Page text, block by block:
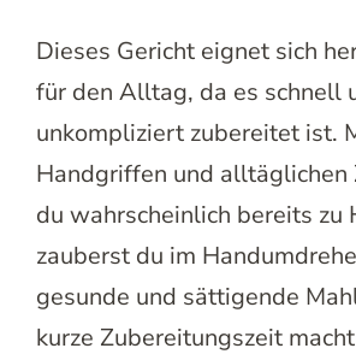
Dieses Gericht eignet sich
für den Alltag, da es schnell
unkompliziert zubereitet ist.
Handgriffen und alltäglichen
du wahrscheinlich bereits zu
zauberst du im
gesunde und sättigende
kurze Zubereitungszeit